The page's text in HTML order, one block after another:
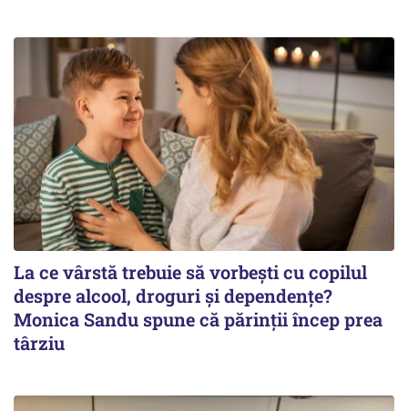
La ce vârstă trebuie să vorbești cu copilul
despre alcool, droguri și dependențe?
Monica Sandu spune că părinții încep prea
târziu